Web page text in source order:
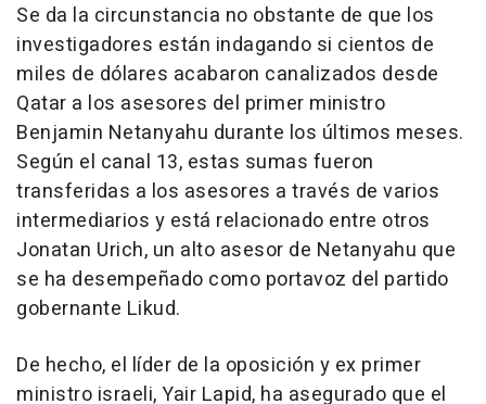
Se da la circunstancia no obstante de que los
investigadores están indagando si cientos de
miles de dólares acabaron canalizados desde
Qatar a los asesores del primer ministro
Benjamin Netanyahu durante los últimos meses.
Según el canal 13, estas sumas fueron
transferidas a los asesores a través de varios
intermediarios y está relacionado entre otros
Jonatan Urich, un alto asesor de Netanyahu que
se ha desempeñado como portavoz del partido
gobernante Likud.
De hecho, el líder de la oposición y ex primer
ministro israeli, Yair Lapid, ha asegurado que el